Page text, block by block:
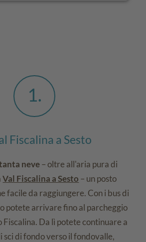
1
Fiscalina a Sesto
neve– oltre all'aria pura di
Val Fiscalina a Sesto – un posto
facile da raggiungere. Con i bus di
potete arrivare fino al parcheggio
Fiscalina. Da lì potete continuare a
sci di fondo verso il fondovalle,